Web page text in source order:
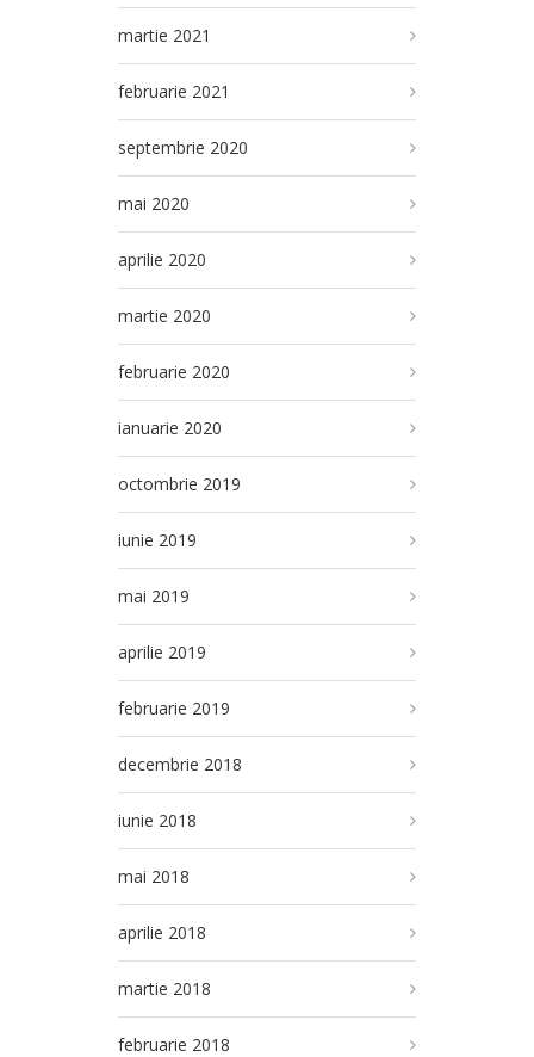
martie 2021
februarie 2021
septembrie 2020
mai 2020
aprilie 2020
martie 2020
februarie 2020
ianuarie 2020
octombrie 2019
iunie 2019
mai 2019
aprilie 2019
februarie 2019
decembrie 2018
iunie 2018
mai 2018
aprilie 2018
martie 2018
februarie 2018